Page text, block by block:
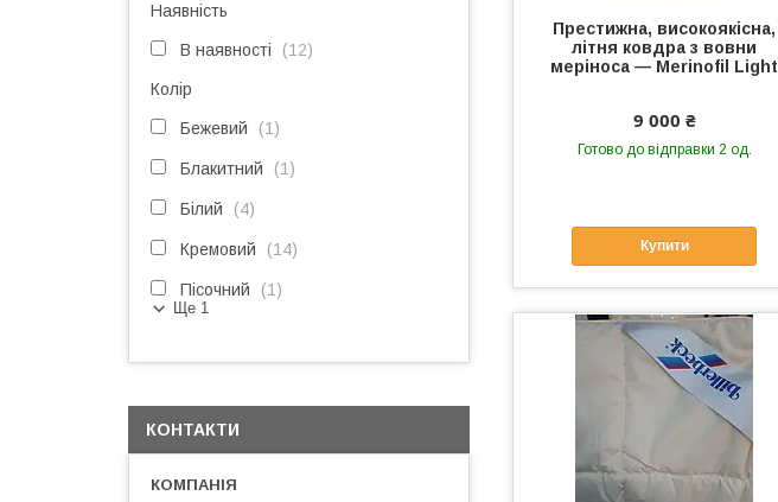
Престижна, високоякісна,
літня ковдра з вовни
меріноса — Merinofil Light
9 000 ₴
Готово до відправки 2 од.
Купити
Наявність
В наявності 12
Колір
Бежевий 1
Блакитний 1
Білий 4
Кремовий 14
Пісочний 1
Ще 1
КОНТАКТИ